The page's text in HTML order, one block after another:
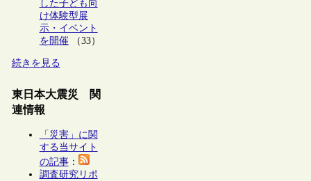
した子ども向
け体験型展
示・イベント
を開催（33）
続きを見る
東日本大震災 関
連情報
「災害」に関
する当サイト
の記事：
調査研究リポ